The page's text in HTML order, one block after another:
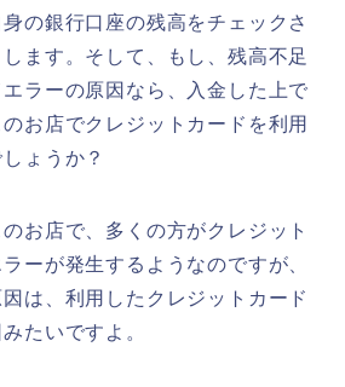
の銀行口座の残高をチェックさ
ます。そして、もし、残高不足
ラーの原因なら、入金した上で
お店でクレジットカードを利用
ょうか？
お店で、多くの方がクレジット
ーが発生するようなのですが、
は、利用したクレジットカード
たいですよ。